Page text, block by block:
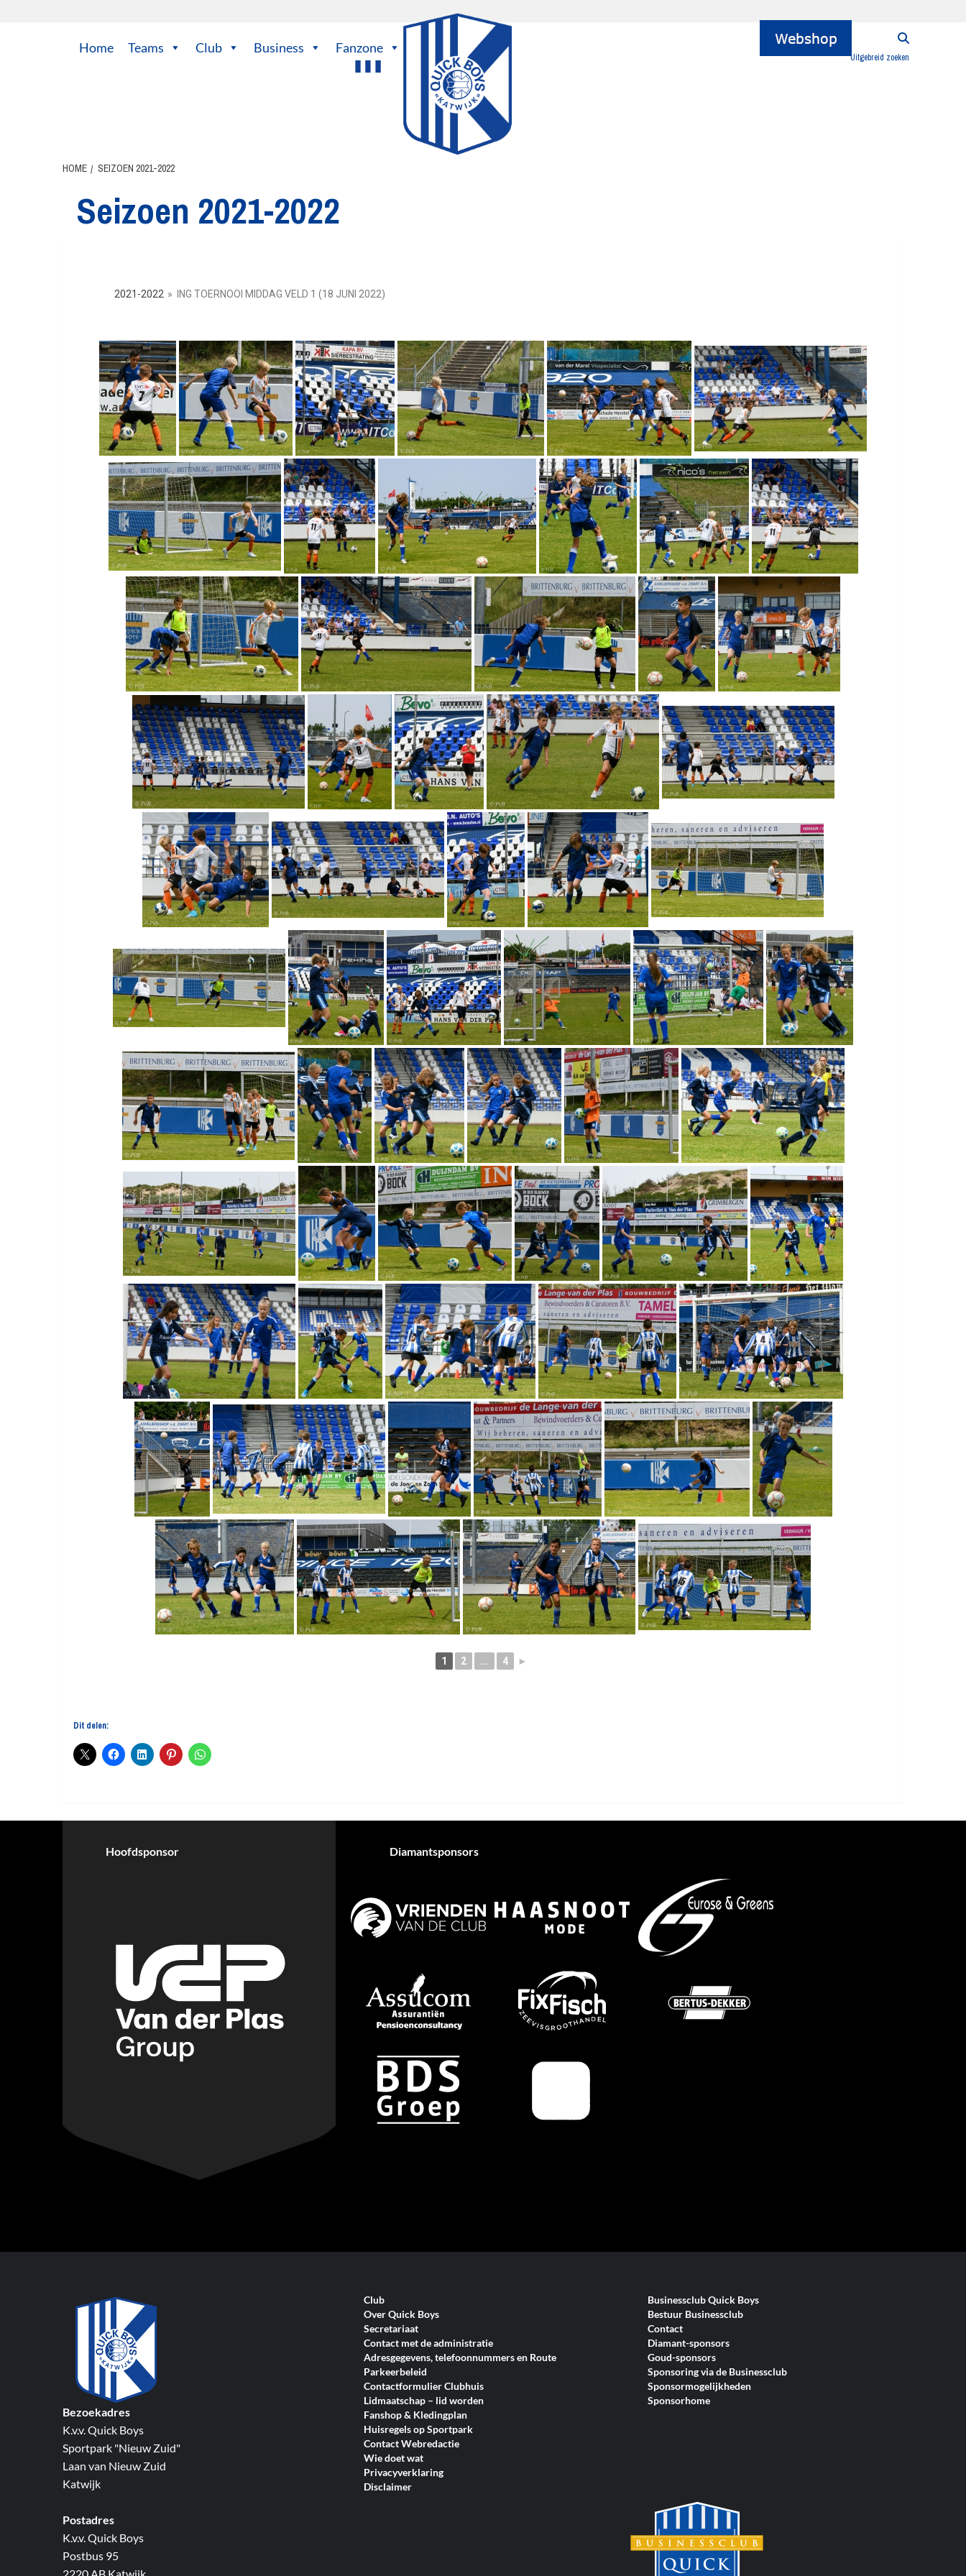
Home Teams Club Business Fanzone
Uitgebreid zoeken
HOME SEIZOEN 2021-2022
Seizoen 2021-2022
2021-2022 » ING TOERNOOI MIDDAG VELD 1 (18 JUNI 2022)
1 2 ... 4 ►
Dit delen:
Hoofdsponsor Diamantsponsors
Bezoekadres
K.v.v. Quick Boys
Sportpark "Nieuw Zuid"
Laan van Nieuw Zuid
Katwijk
Postadres
K.v.v. Quick Boys
Postbus 95
Club
Over Quick Boys
Secretariaat
Contact met de administratie
Adresgegevens, telefoonnummers en Route
Parkeerbeleid
Contactformulier Clubhuis
Lidmaatschap – lid worden
Fanshop & Kledingplan
Huisregels op Sportpark
Contact Webredactie
Wie doet wat
Privacyverklaring
Disclaimer
Businessclub Quick Boys
Bestuur Businessclub
Contact
Diamant-sponsors
Goud-sponsors
Sponsoring via de Businessclub
Sponsormogelijkheden
Sponsorhome